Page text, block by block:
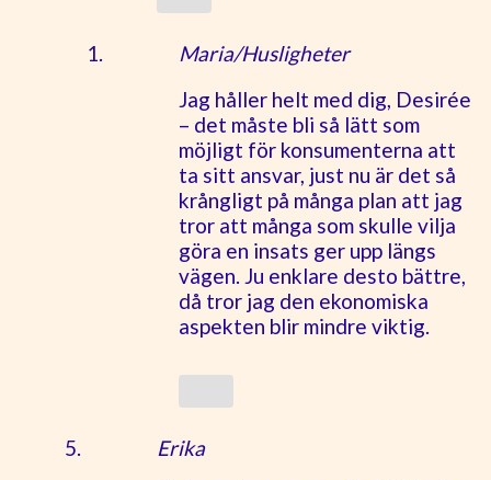
Maria/Husligheter
Jag håller helt med dig, Desirée
– det måste bli så lätt som
möjligt för konsumenterna att
ta sitt ansvar, just nu är det så
krångligt på många plan att jag
tror att många som skulle vilja
göra en insats ger upp längs
vägen. Ju enklare desto bättre,
då tror jag den ekonomiska
aspekten blir mindre viktig.
Erika